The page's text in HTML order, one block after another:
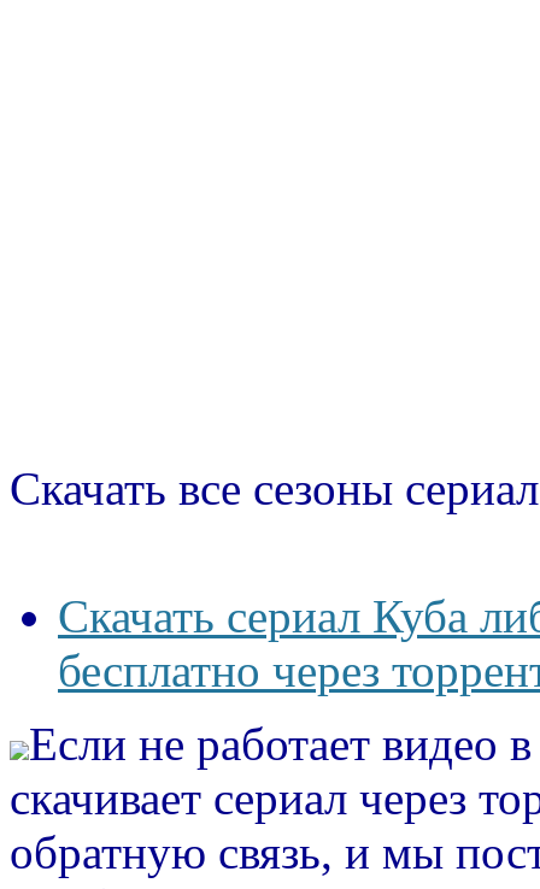
Скачать все сезоны
Скачать сериал Куба
бесплатно через
Если не работает видео
скачивает сериал через
обратную связь, и мы